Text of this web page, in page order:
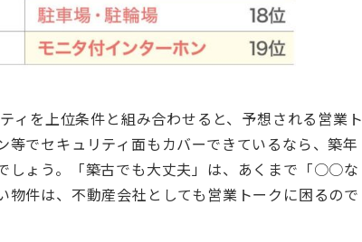
ィを上位条件と組み合わせると、予想される営業ト
でセキュリティ面もカバーできているなら、築年
しょう。「築古でも大丈夫」は、あくまで「○○な
件は、不動産会社としても営業トークに困るので